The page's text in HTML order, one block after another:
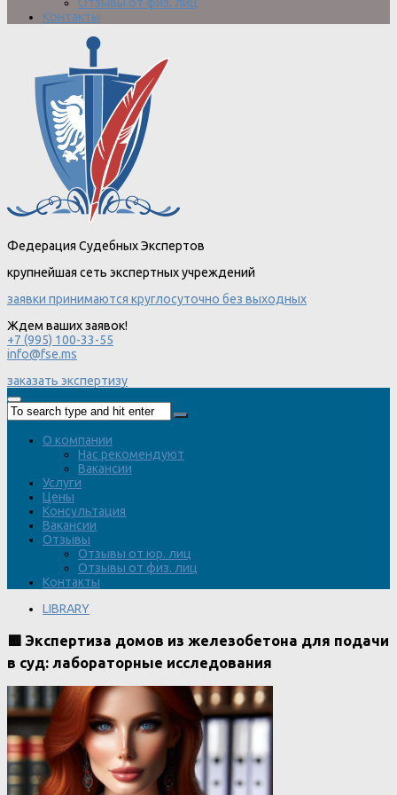
Отзывы от физ. лиц
Контакты
Федерация Судебных Экспертов
крупнейшая сеть экспертных учреждений
заявки принимаются круглосуточно без выходных
Ждем ваших заявок!
+7 (995) 100-33-55
info@fse.ms
заказать экспертизу
О компании
Нас рекомендуют
Вакансии
Услуги
Цены
Консультация
Вакансии
Отзывы
Отзывы от юр. лиц
Отзывы от физ. лиц
Контакты
LIBRARY
🟥 Экспертиза домов из железобетона для подачи
в суд: лабораторные исследования